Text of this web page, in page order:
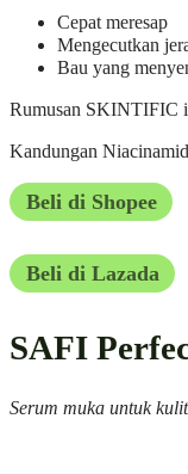
Cepat meresap
Mengecutkan
Bau yang
Rumusan SKINTIFIC
Kandungan
Beli di Shopee
Beli di Lazada
SAFI
Serum muka untuk